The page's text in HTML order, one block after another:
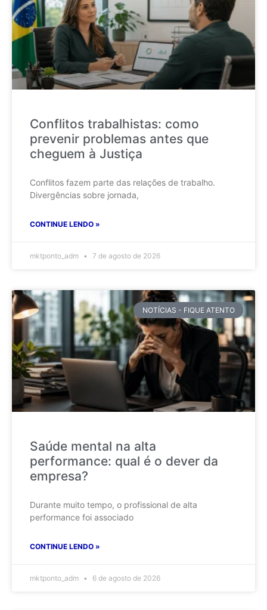
Conflitos trabalhistas: como
prevenir problemas antes que
cheguem à Justiça
Conflitos fazem parte das relações de trabalho.
Divergências sobre jornada,
CONTINUE LENDO »
mktponto_adm 7 de agosto de 2026
NOTÍCIAS - FIQUE ATENTO
Saúde mental na alta
performance: qual é o dever da
empresa?
Durante muito tempo, o profissional de alta
performance foi associado
CONTINUE LENDO »
mktponto_adm 6 de agosto de 2026